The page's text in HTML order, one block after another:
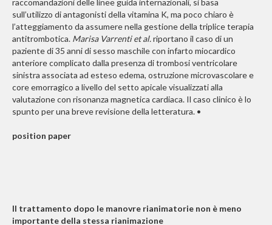
sull’utilizzo di antagonisti della vitamina K, ma poco chiaro è
l’atteggiamento da assumere nella gestione della triplice terapia
antitrombotica. Marisa Varrenti et al.riportano il caso di un
paziente di 35 anni di sesso maschile con infarto miocardico
anteriore complicato dalla presenza di trombosi ventricolare
sinistra associata ad esteso edema, ostruzione microvascolare e
core emorragico a livello del setto apicale visualizzati alla
valutazione con risonanza magnetica cardiaca. Il caso clinico è lo
spunto per una breve revisione della letteratura. •
position paper
Il trattamento dopo le manovre rianimatorie non è meno
importante della stessa rianimazione